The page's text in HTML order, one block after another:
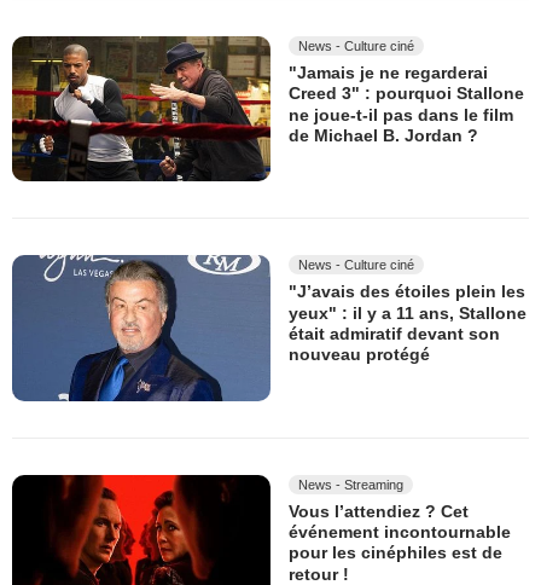
News - Culture ciné
"Jamais je ne regarderai
Creed 3" : pourquoi Stallone
ne joue-t-il pas dans le film
de Michael B. Jordan ?
News - Culture ciné
"J’avais des étoiles plein les
yeux" : il y a 11 ans, Stallone
était admiratif devant son
nouveau protégé
News - Streaming
Vous l’attendiez ? Cet
événement incontournable
pour les cinéphiles est de
retour !